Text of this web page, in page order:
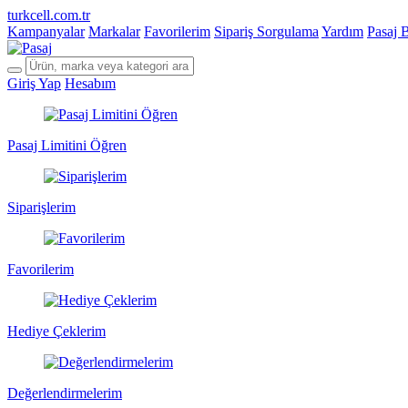
turkcell.com.tr
Kampanyalar Markalar Favorilerim Sipariş Sorgulama Yardım Pasaj
Giriş Yap Hesabım
Pasaj Limitini Öğren
Siparişlerim
Favorilerim
Hediye Çeklerim
Değerlendirmelerim